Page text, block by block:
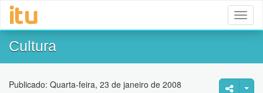
Cultura
Publicado: Quarta-feira, 23 de janeiro de 2008